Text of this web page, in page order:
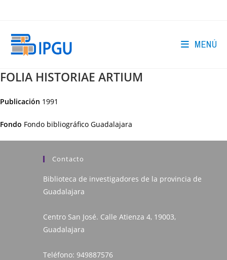
MENÚ
FOLIA HISTORIAE ARTIUM
Publicación 1991
Fondo Fondo bibliográfico Guadalajara
Contacto
Biblioteca de investigadores de la provincia de
Guadalajara
Centro San José. Calle Atienza 4, 19003,
Guadalajara
Teléfono: 949887576